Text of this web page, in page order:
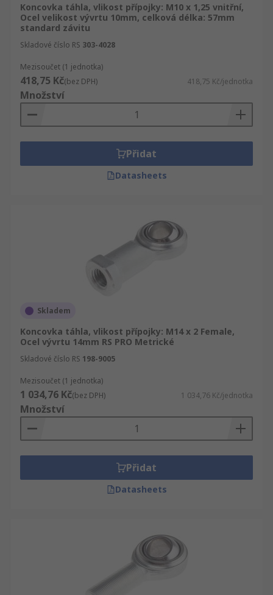
Koncovka táhla, vlikost přípojky: M10 x 1,25 vnitřní,
Ocel velikost vývrtu 10mm, celková délka: 57mm
standard závitu
Skladové číslo RS 303-4028
Mezisoučet (1 jednotka)
418,75 Kč(bez DPH) 418,75 Kč/jednotka
Množství
Přidat
Datasheets
Skladem
Koncovka táhla, vlikost přípojky: M14 x 2 Female,
Ocel vývrtu 14mm RS PRO Metrické
Skladové číslo RS 198-9005
Mezisoučet (1 jednotka)
1 034,76 Kč(bez DPH) 1 034,76 Kč/jednotka
Množství
Přidat
Datasheets